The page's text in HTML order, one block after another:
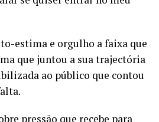
estima e orgulho a faixa que
que juntou a sua trajectória
ao público que contou
pressão que recebe para